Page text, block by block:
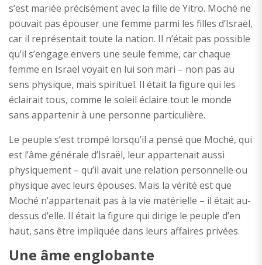
s’est mariée précisément avec la fille de Yitro. Moché ne
pouvait pas épouser une femme parmi les filles d’Israël,
car il représentait toute la nation. Il n’était pas possible
qu’il s’engage envers une seule femme, car chaque
femme en Israël voyait en lui son mari – non pas au
sens physique, mais spirituel. Il était la figure qui les
éclairait tous, comme le soleil éclaire tout le monde
sans appartenir à une personne particulière.
Le peuple s’est trompé lorsqu’il a pensé que Moché, qui
est l’âme générale d’Israël, leur appartenait aussi
physiquement – qu’il avait une relation personnelle ou
physique avec leurs épouses. Mais la vérité est que
Moché n’appartenait pas à la vie matérielle – il était au-
dessus d’elle. Il était la figure qui dirige le peuple d’en
haut, sans être impliquée dans leurs affaires privées.
Une âme englobante